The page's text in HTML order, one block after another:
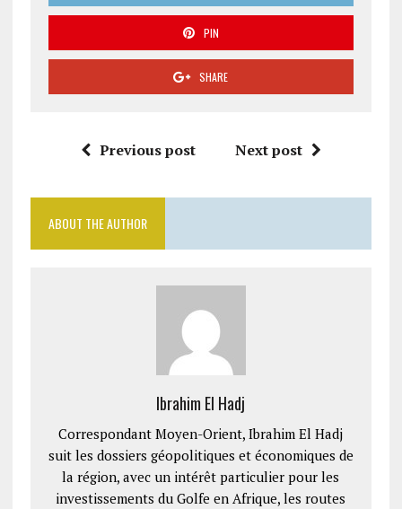
PIN
SHARE
Previous post Next post
ABOUT THE AUTHOR
Ibrahim El Hadj
Correspondant Moyen-Orient, Ibrahim El Hadj
suit les dossiers géopolitiques et économiques de
la région, avec un intérêt particulier pour les
investissements du Golfe en Afrique, les routes